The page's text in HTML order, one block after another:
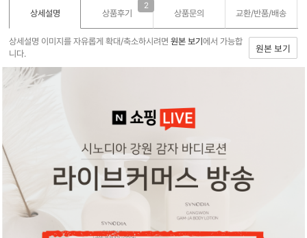
상세설명 상품후기
2
상품문의 교환/반품/배송
상세설명 이미지를 자유롭게 확대/축소하시려면원본 보기에서 가능합
니다.
원본 보기